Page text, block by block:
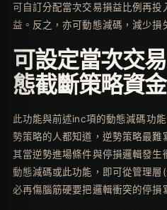
可自訂分配當次交易損益比例再
益。反之，亦可動態減碼，減少損
可設定當次交
態截斷策略資金
此功能與前述inc項的動態減碼功
勢策略的人都知道，逆勢策略最
其當逆勢進場條件與停損邏輯發
動態減碼或此功能，即可從管理
必再傷腦筋硬要把邏輯衝突的停損